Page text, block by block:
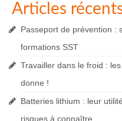
Articles
Passeport de prévention :
formations SST
Travailler dans le froid :
donne !
Batteries lithium : leur
risques à connaître